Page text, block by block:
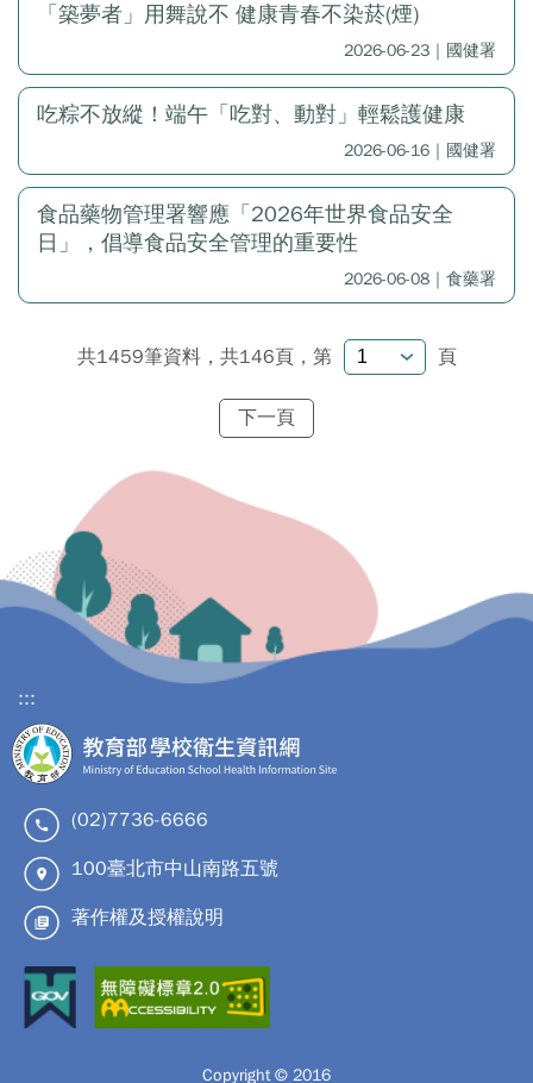
「築夢者」用舞說不 健康青春不染菸(煙)
2026-06-23｜國健署
吃粽不放縱！端午「吃對、動對」輕鬆護健康
2026-06-16｜國健署
食品藥物管理署響應「2026年世界食品安全
日」，倡導食品安全管理的重要性
2026-06-08｜食藥署
共1459筆資料，共146頁， 第 頁
下一頁
:::
(02)7736-6666
100臺北市中山南路五號
著作權及授權說明
Copyright © 2016